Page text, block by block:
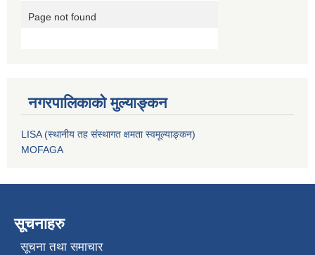
नगरपालिकाको मुल्याङ्कन
LISA (स्थानीय तह संस्थागत क्षमता स्वमूल्याङ्कन)
MOFAGA
सूचनाहरु
सूचना तथा समाचार